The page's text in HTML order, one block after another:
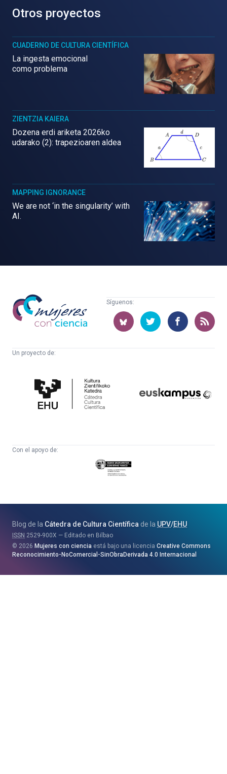
Otros proyectos
CUADERNO DE CULTURA CIENTÍFICA
La ingesta emocional
como problema
ZIENTZIA KAIERA
Dozena erdi ariketa 2026ko
udarako (2): trapezioaren aldea
MAPPING IGNORANCE
We are not ‘in the singularity’ with
AI.
Mujeres
con
ciencia
Síguenos:
Un proyecto de:
Cultura
Científica
Con el apoyo de:
Eusko
Jaurlaritza
eta
Berrikuntza
Saila
Blog de la Cátedra de Cultura Científica de la UPV/EHU
ISSN 2529-900X
Editado en Bilbao
2026 Mujeres con ciencia está bajo una licencia Creative Commons
Reconocimiento-NoComercial-SinObraDerivada 4.0 Internacional